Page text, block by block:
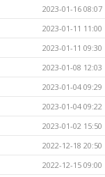
2023-01-16 08:07
2023-01-11 11:00
2023-01-11 09:30
2023-01-08 12:03
2023-01-04 09:29
2023-01-04 09:22
2023-01-02 15:50
2022-12-18 20:50
2022-12-15 09:00